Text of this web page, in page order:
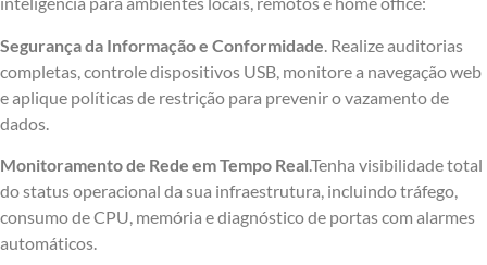
Segurança da Informação e Conformidade . Realize auditorias
completas, controle dispositivos USB, monitore a navegação web
e aplique políticas de restrição para prevenir o vazamento de
dados.
Monitoramento de Rede em Tempo Real.Tenha visibilidade total
do status operacional da sua infraestrutura, incluindo tráfego,
consumo de CPU, memória e diagnóstico de portas com alarmes
automáticos.